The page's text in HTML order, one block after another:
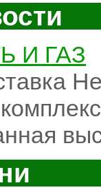
И ГАЗ